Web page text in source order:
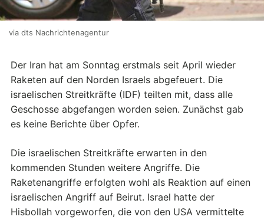
via dts Nachrichtenagentur
Der Iran hat am Sonntag erstmals seit April wieder
Raketen auf den Norden Israels abgefeuert. Die
israelischen Streitkräfte (IDF) teilten mit, dass alle
Geschosse abgefangen worden seien. Zunächst gab
es keine Berichte über Opfer.
Die israelischen Streitkräfte erwarten in den
kommenden Stunden weitere Angriffe. Die
Raketenangriffe erfolgten wohl als Reaktion auf einen
israelischen Angriff auf Beirut. Israel hatte der
Hisbollah vorgeworfen, die von den USA vermittelte